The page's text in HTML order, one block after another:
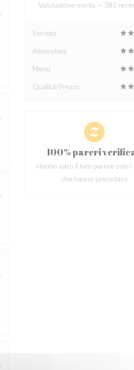
Valutazione media — 381
Servizio
Atmosfera
Menu
Qualità/Prezzo
100% pareri
Hanno dato il loro parere solo
che hanno prenotato